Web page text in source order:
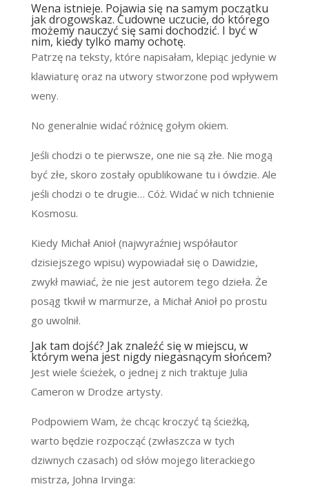
Wena istnieje. Pojawia się na samym początku
jak drogowskaz. Cudowne uczucie, do którego
możemy nauczyć się sami dochodzić. I być w
nim, kiedy tylko mamy ochotę.
Patrzę na teksty, które napisałam, klepiąc jedynie w
klawiaturę oraz na utwory stworzone pod wpływem
weny.
No generalnie widać różnicę gołym okiem.
Jeśli chodzi o te pierwsze, one nie są złe. Nie mogą
być złe, skoro zostały opublikowane tu i ówdzie. Ale
jeśli chodzi o te drugie… Cóż. Widać w nich tchnienie
Kosmosu.
Kiedy Michał Anioł (najwyraźniej współautor
dzisiejszego wpisu) wypowiadał się o Dawidzie,
zwykł mawiać, że nie jest autorem tego dzieła. Że
posąg tkwił w marmurze, a Michał Anioł po prostu
go uwolnił.
Jak tam dojść? Jak znaleźć się w miejscu, w
którym wena jest nigdy niegasnącym słońcem?
Jest wiele ścieżek, o jednej z nich traktuje Julia
Cameron w Drodze artysty.
Podpowiem Wam, że chcąc kroczyć tą ścieżką,
warto będzie rozpocząć (zwłaszcza w tych
dziwnych czasach) od słów mojego literackiego
mistrza, Johna Irvinga: